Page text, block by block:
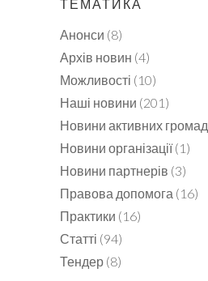
ТЕМАТИКА
Анонси (8)
Архів новин (4)
Можливості (10)
Наші новини (201)
Новини активних громад
Новини організації(1)
Новини партнерів (3)
Правова допомога (16)
Практики (16)
Статті (94)
Тендер (8)